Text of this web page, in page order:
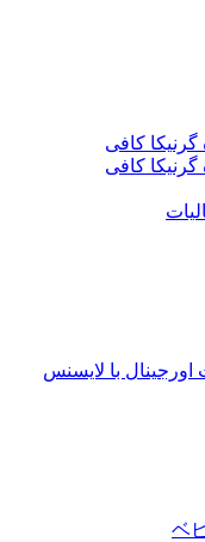
گرنیکا کافی
گرنیکا کافی
با لایسنس
ベ